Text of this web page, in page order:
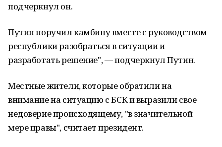
подчеркнул он.
Путин поручил камбину вместе с руководством
республики разобраться в ситуации и
разработать решение", — подчеркнул Путин.
Местные жители, которые обратили на
внимание на ситуацию с БСК и выразили свое
недоверие происходящему, "в значительной
мере правы", считает президент.